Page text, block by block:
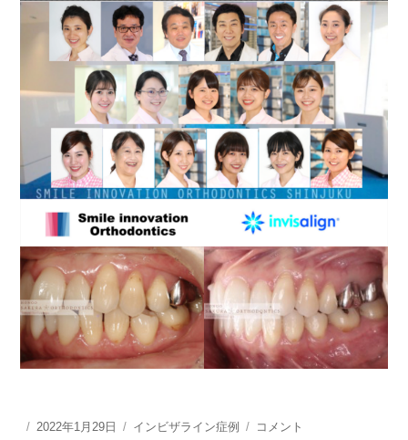
投
2022年1月29日
カ
インビザライン症例
イ
コメント